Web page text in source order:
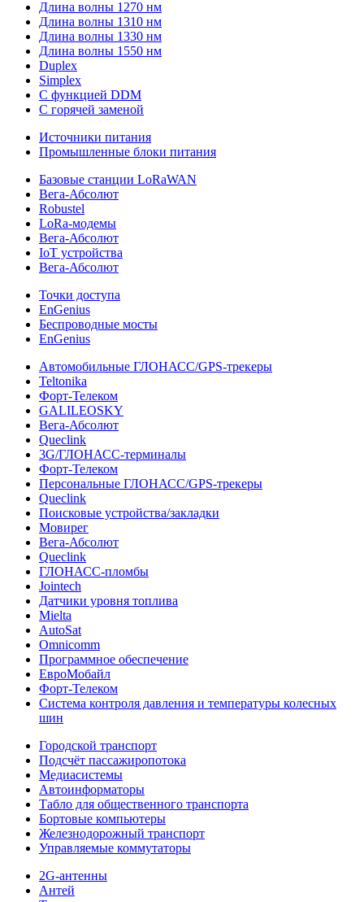
Длина волны 1270 нм
Длина волны 1310 нм
Длина волны 1330 нм
Длина волны 1550 нм
Duplex
Simplex
С функцией DDM
С горячей заменой
Источники питания
Промышленные блоки питания
Базовые станции LoRaWAN
Вега-Абсолют
Robustel
LoRa-модемы
Вега-Абсолют
IoT устройства
Вега-Абсолют
Точки доступа
EnGenius
Беспроводные мосты
EnGenius
Автомобильные ГЛОНАСС/GPS-трекеры
Teltonika
Форт-Телеком
GALILEOSKY
Вега-Абсолют
Queclink
3G/ГЛОНАСС-терминалы
Форт-Телеком
Персональные ГЛОНАСС/GPS-трекеры
Queclink
Поисковые устройства/закладки
Мовирег
Вега-Абсолют
Queclink
ГЛОНАСС-пломбы
Jointech
Датчики уровня топлива
Mielta
AutoSat
Omnicomm
Программное обеспечение
ЕвроМобайл
Форт-Телеком
Система контроля давления и температуры колесных
шин
Городской транспорт
Подсчёт пассажиропотока
Медиасистемы
Автоинформаторы
Табло для общественного транспорта
Бортовые компьютеры
Железнодорожный транспорт
Управляемые коммутаторы
2G-антенны
Антей